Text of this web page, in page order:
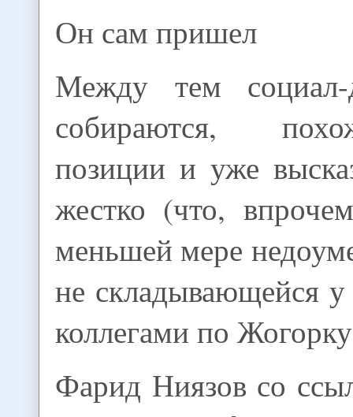
Он сам пришел
Между тем социал-
собираются,
позиции и уже
жестко (что,
меньшей мере
не складывающейся
коллегами по
Фарид Ниязов со